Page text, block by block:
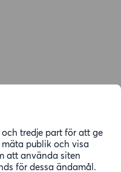
tredje part för att ge
publik och visa
att använda siten
för dessa ändamål.